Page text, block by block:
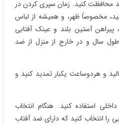
محافظت کنید. زمان سپری کردن در
مخصوصاً ظهر، و همیشه از لباس
پیراهن آستین بلند و عینک آفتابی
طول سال و در خارج از منزل از ضد
و هردوساعت یکبار تمدید کنید و
استفاده کنید. هنگام انتخاب
را انتخاب کنید که دارای ضد آفتاب